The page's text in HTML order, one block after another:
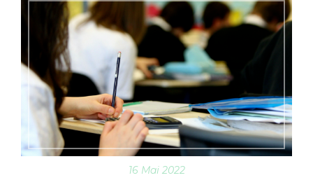
16 Mai 2022